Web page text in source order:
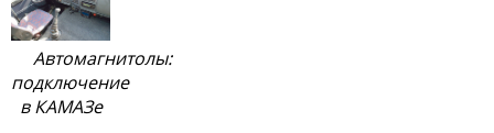
Автомагнитолы:
подключение
в КАМАЗе